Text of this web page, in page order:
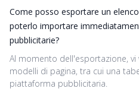
Come posso esportare un
poterlo importare
pubblicitarie?
Al momento dell'esportazione,
modelli di pagina, tra cui una
piattaforma pubblicitaria.